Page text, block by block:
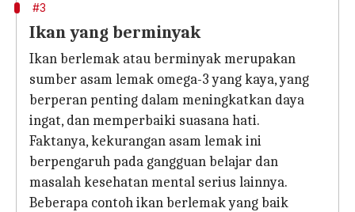
#3
Ikan yang berminyak
Ikan berlemak atau berminyak merupakan
sumber asam lemak omega-3 yang kaya, yang
berperan penting dalam meningkatkan daya
ingat, dan memperbaiki suasana hati.
Faktanya, kekurangan asam lemak ini
berpengaruh pada gangguan belajar dan
masalah kesehatan mental serius lainnya.
Beberapa contoh ikan berlemak yang baik